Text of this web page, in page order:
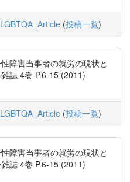
(投稿一覧)
障害当事者の就労の現状と
誌 4巻 P.6-15 (2011)
(投稿一覧)
障害当事者の就労の現状と
誌 4巻 P.6-15 (2011)